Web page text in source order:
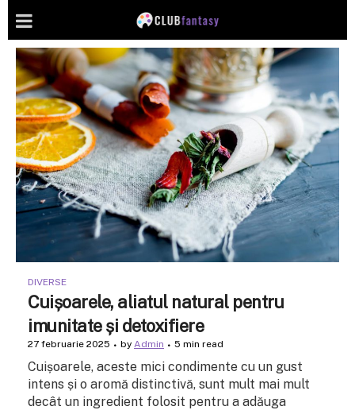
DIVERSE
Cuișoarele, aliatul natural pentru
imunitate și detoxifiere
27 februarie 2025 by Admin 5 min read
Cuișoarele, aceste mici condimente cu un gust
intens și o aromă distinctivă, sunt mult mai mult
decât un ingredient folosit pentru a adăuga